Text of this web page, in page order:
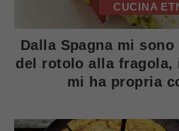
CUCINA
Dalla Spagna mi
del rotolo alla fragola,
mi ha propria